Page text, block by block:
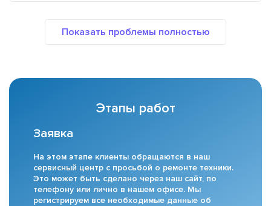
Этапы работ
Заявка
На этом этапе клиенты обращаются в наш
сервисный центр с просьбой о ремонте техники.
Это может быть сделано через наш сайт, по
телефону или лично в нашем офисе. Мы
регистрируем все необходимые данные об